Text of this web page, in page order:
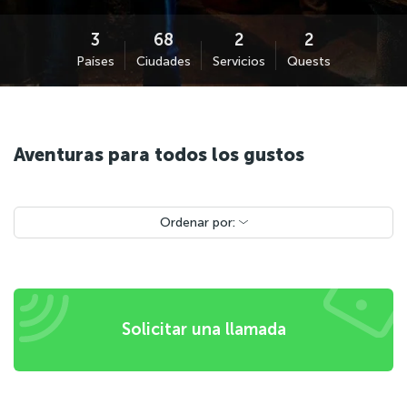
Países Ciudades Servicios Quests
Aventuras para todos los gustos
Ordenar por:
Solicitar una llamada